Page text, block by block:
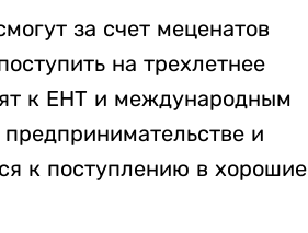
за счет меценатов
на трехлетнее
к ЕНТ и международным
и
к поступлению в хорошие